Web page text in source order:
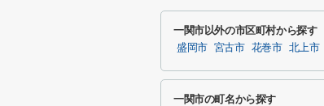
一関市以外の市区町村から探す
盛岡市 宮古市 花巻市 北上市
一関市の町名から探す